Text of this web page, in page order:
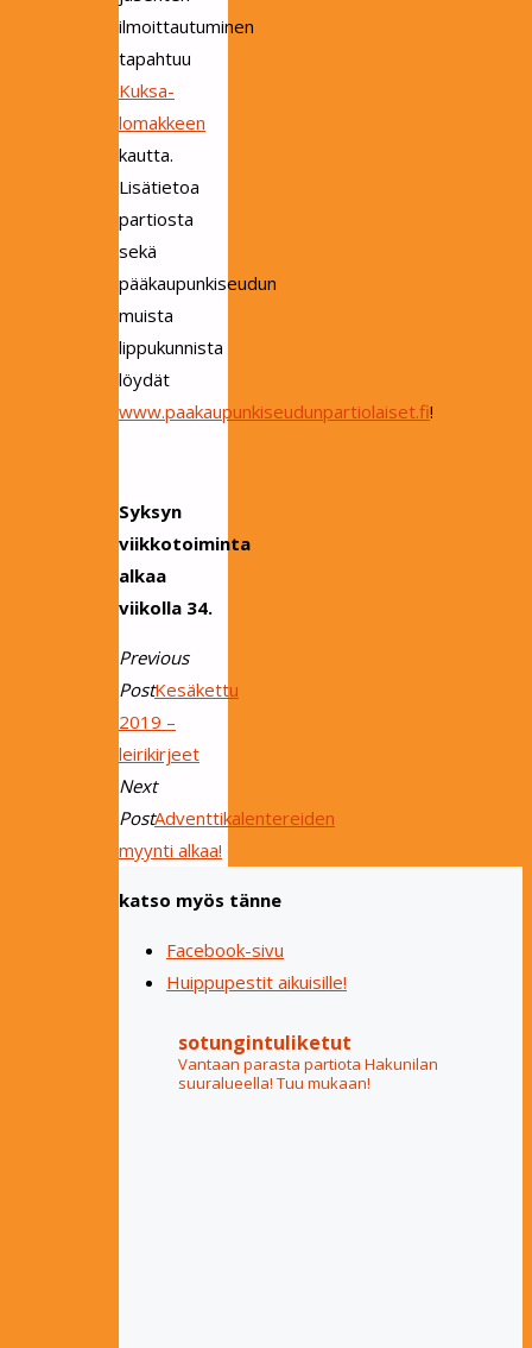
ilmoittautuminen
tapahtuu
Kuksa-
lomakkeen
kautta.
Lisätietoa
partiosta
sekä
pääkaupunkiseudun
muista
lippukunnista
löydät
www.paakaupunkiseudunpartiolaiset.fi!
Syksyn
viikkotoiminta
alkaa
viikolla 34.
Previous
PostKesäkettu
2019 –
leirikirjeet
Next
PostAdventtikalentereiden
myynti alkaa!
katso myös tänne
Facebook-sivu
Huippupestit aikuisille!
sotungintuliketut
Vantaan parasta partiota Hakunilan
suuralueella! Tuu mukaan!